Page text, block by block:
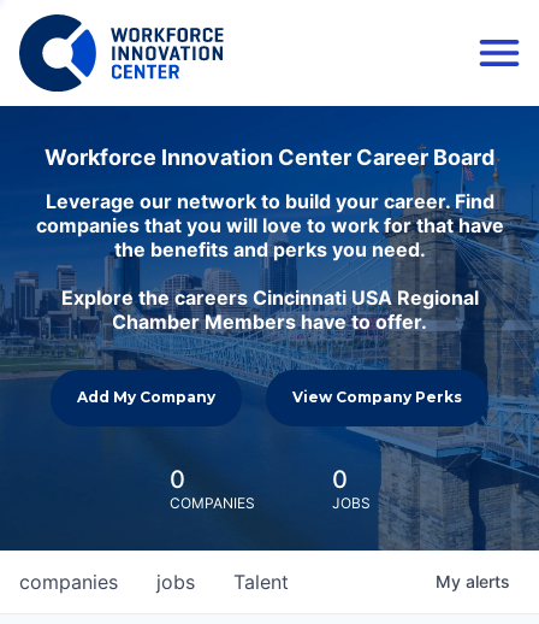
Workforce Innovation Center Career Board
Leverage our network to build your career. Find
companies that you will love to work for that have
the benefits and perks you need.
Explore the careers Cincinnati USA Regional
Chamber Members have to offer.
Add My Company View Company Perks
0
COMPANIES
0
JOBS
jobs
companies Talent My alerts